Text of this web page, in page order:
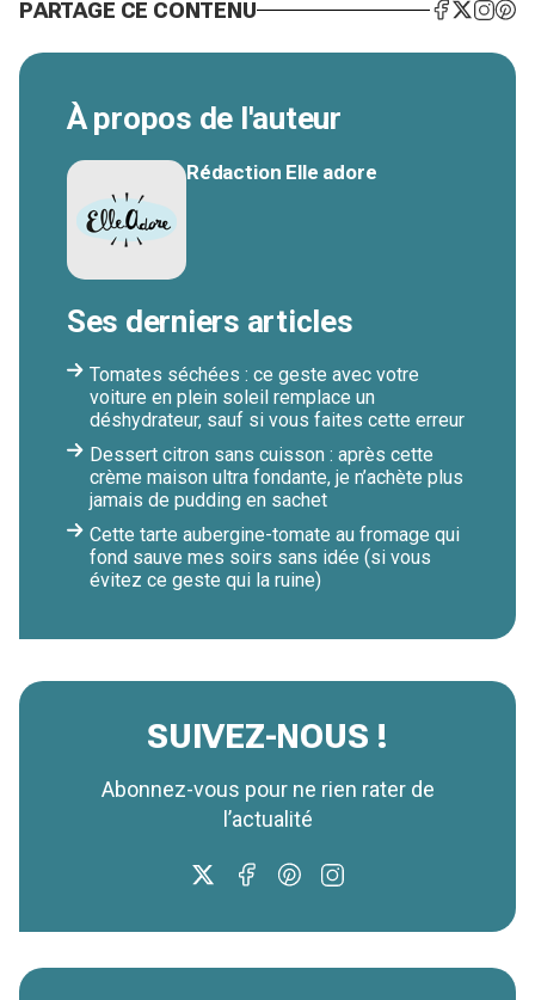
PARTAGE CE CONTENU
À propos de l'auteur
Rédaction Elle adore
Ses derniers articles
Tomates séchées : ce geste avec votre
voiture en plein soleil remplace un
déshydrateur, sauf si vous faites cette erreur
Dessert citron sans cuisson : après cette
crème maison ultra fondante, je n’achète plus
jamais de pudding en sachet
Cette tarte aubergine-tomate au fromage qui
fond sauve mes soirs sans idée (si vous
évitez ce geste qui la ruine)
SUIVEZ-NOUS !
Abonnez-vous pour ne rien rater de
l’actualité